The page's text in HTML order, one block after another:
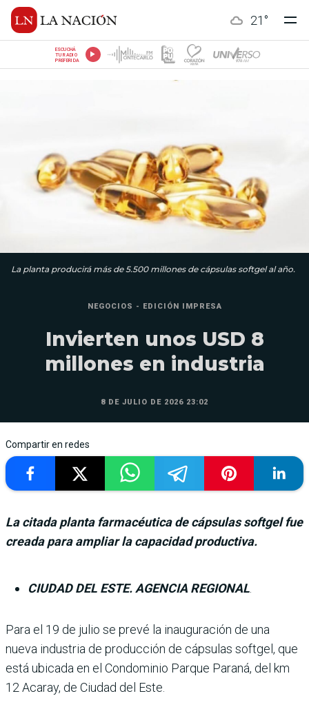
21 °
ESCUCHÁ
TU RADIO
PREFERIDA
La planta producirá más de 5.500 millones de cápsulas softgel al año.
NEGOCIOS - EDICIÓN IMPRESA
Invierten unos USD 8
millones en industria
8 DE JULIO DE 2026 23:02
Compartir en redes
La citada planta farmacéutica de cápsulas softgel fue
creada para ampliar la capacidad productiva.
CIUDAD DEL ESTE. AGENCIA REGIONAL.
Para el 19 de julio se prevé la inauguración de una
nueva industria de producción de cápsulas softgel, que
está ubi­cada en el Condominio Par­que Paraná, del km
12 Acaray, de Ciudad del Este.